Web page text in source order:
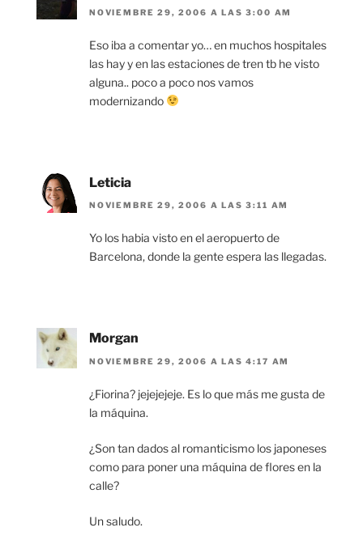
NOVIEMBRE 29, 2006 A LAS 3:00 AM
Eso iba a comentar yo… en muchos hospitales
las hay y en las estaciones de tren tb he visto
alguna.. poco a poco nos vamos
modernizando
Leticia
NOVIEMBRE 29, 2006 A LAS 3:11 AM
Yo los habia visto en el aeropuerto de
Barcelona, donde la gente espera las llegadas.
Morgan
NOVIEMBRE 29, 2006 A LAS 4:17 AM
¿Fiorina? jejejejeje. Es lo que más me gusta de
la máquina.
¿Son tan dados al romanticismo los japoneses
como para poner una máquina de flores en la
calle?
Un saludo.